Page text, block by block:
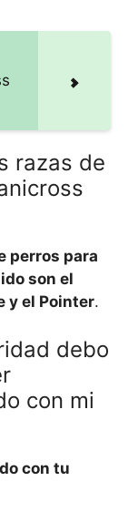
razas de
perros para
son el
y el Pointer.
debo
con mi
con tu